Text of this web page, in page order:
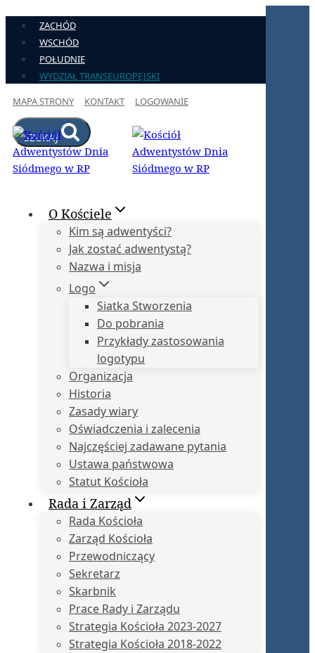
Przejdź
treści
ZACHÓD
WSCHÓD
POŁUDNIE
WYDZIAŁ TRANSEUROPEJSKI
MAPA STRONY
KONTAKT LOGOWANIE
SZUKAJ
O Kościele
Kim są adwentyści?
Jak zostać adwentystą?
Nazwa i misja
Logo
Siatka Stworzenia
Do pobrania
Przykłady zastosowania
logotypu
Organizacja
Historia
Zasady wiary
Oświadczenia i zalecenia
Najczęściej zadawane pytania
Ustawa państwowa
Statut Kościoła
Rada i Zarząd
Rada Kościoła
Zarząd Kościoła
Przewodniczący
Sekretarz
Skarbnik
Prace Rady i Zarządu
Strategia Kościoła 2023-2027
Strategia Kościoła 2018-2022